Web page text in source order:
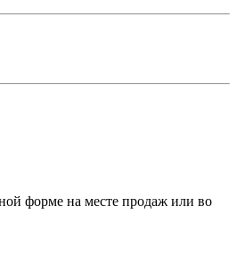
форме на месте продаж или во